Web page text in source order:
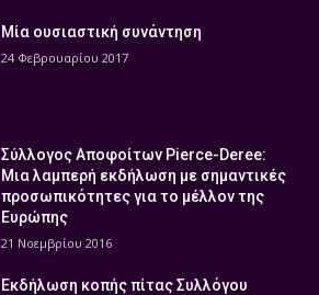
Μία ουσιαστική συνάντηση
24 Φεβρουαρίου 2017
Σύλλογος Αποφοίτων Pierce-Deree:
Μια λαμπερή εκδήλωση με σημαντικές
προσωπικότητες για το μέλλον της
Ευρώπης
21 Νοεμβρίου 2016
Εκδήλωση κοπής πίτας Συλλόγου